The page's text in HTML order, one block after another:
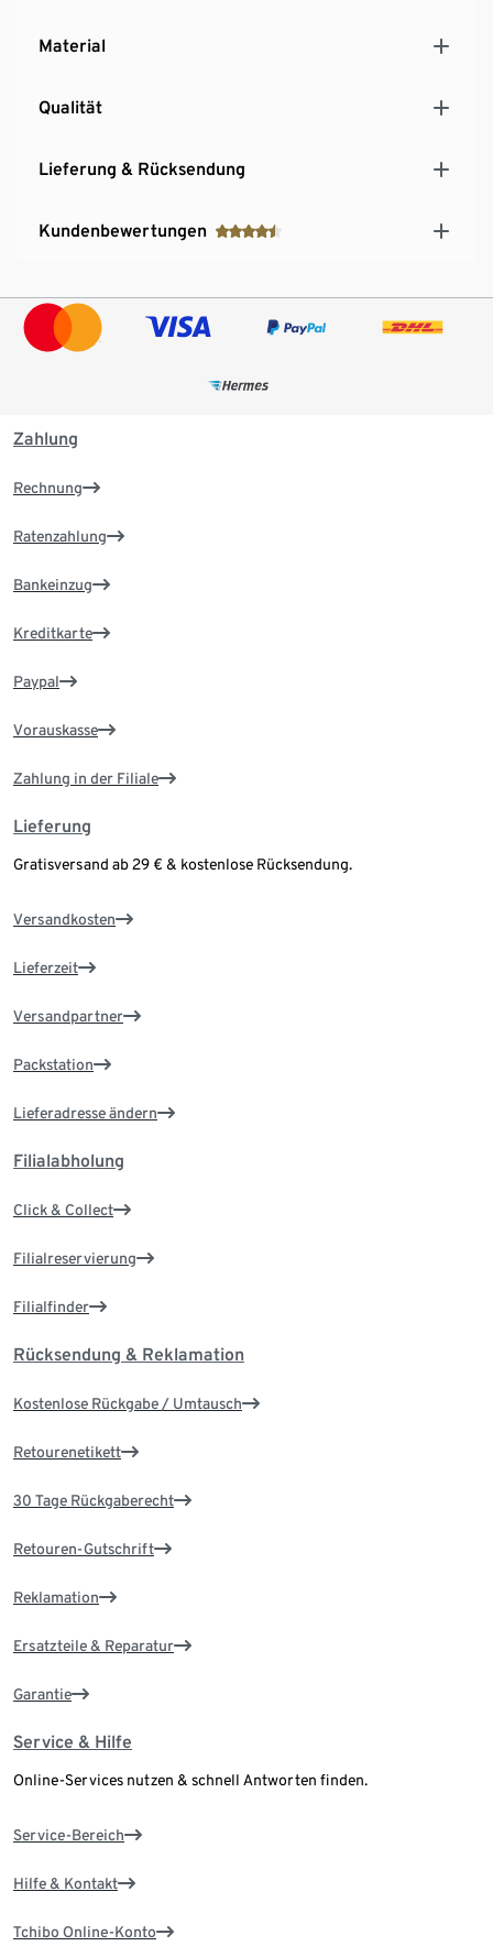
Material
Qualität
Lieferung & Rücksendung
Kundenbewertungen
Zahlung
Rechnung
Ratenzahlung
Bankeinzug
Kreditkarte
Paypal
Vorauskasse
Zahlung in der Filiale
Lieferung
Gratisversand ab 29 € & kostenlose Rücksendung.
Versandkosten
Lieferzeit
Versandpartner
Packstation
Lieferadresse ändern
Filialabholung
Click & Collect
Filialreservierung
Filialfinder
Rücksendung & Reklamation
Kostenlose Rückgabe / Umtausch
Retourenetikett
30 Tage Rückgaberecht
Retouren-Gutschrift
Reklamation
Ersatzteile & Reparatur
Garantie
Service & Hilfe
Online-Services nutzen & schnell Antworten finden.
Service-Bereich
Hilfe & Kontakt
Tchibo Online-Konto